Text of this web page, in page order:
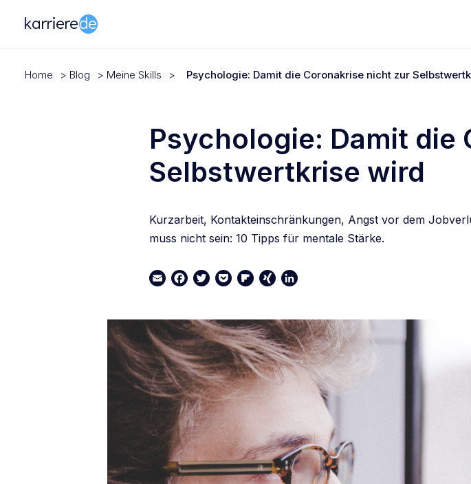
Home > Blog > Meine Skills > Psychologie: Damit die Coronakrise nicht zur
Psychologie: Damit
Selbstwertkrise wird
Kurzarbeit, Kontakteinschränkungen, Angst vor dem
muss nicht sein: 10 Tipps für mentale Stärke.
EmailFacebook
TwitterPocketFlipboard
XINGLinkedIn